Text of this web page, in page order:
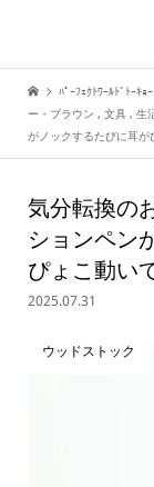
ﾊﾟｰﾌｪｸﾄﾜｰﾙﾄﾞﾄｰｷｮｰ
ー・ブラウン , 文具 , 生
がノックするたびに耳が
気分転換の
ションペン
ぴょこ動い
2025.07.31
ウッドストック